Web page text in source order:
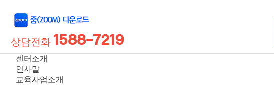
상담전화 1588-7219
센터소개
인사말
교육사업소개